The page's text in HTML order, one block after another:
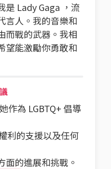
是 Lady Gaga ，流
言人。我的音樂和
而戰的武器。我相
望能激勵你勇敢和
作為 LGBTQ+ 倡導
利的支援以及任何
面的進展和挑戰。